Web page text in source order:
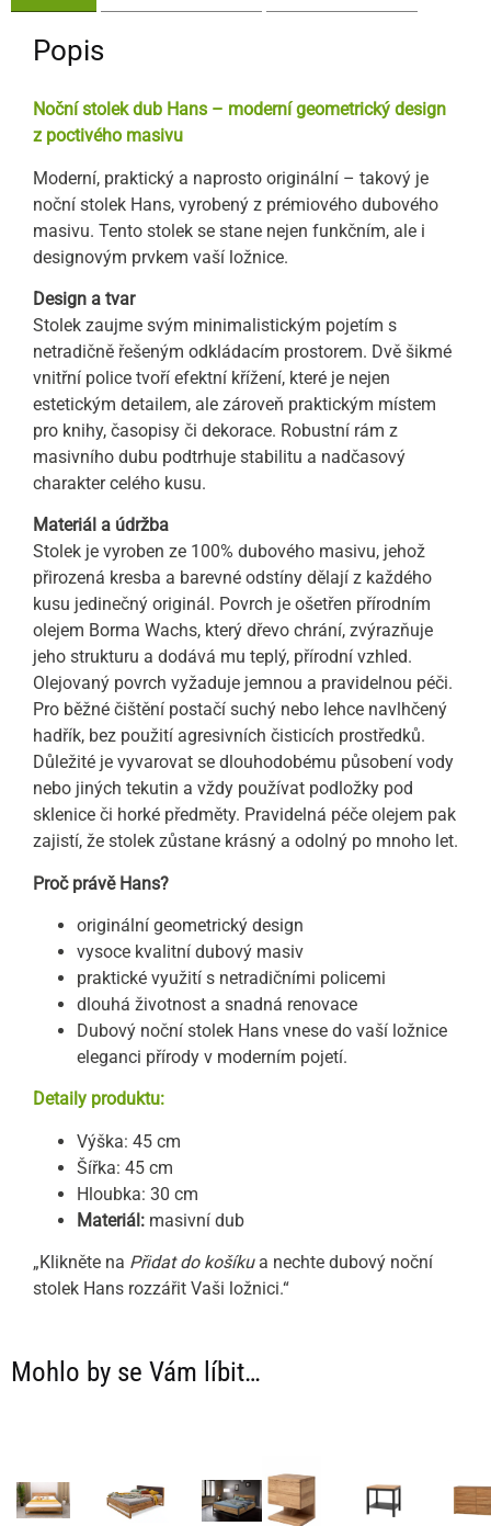
Popis
Noční stolek dub Hans – moderní geometrický design
z poctivého masivu
Moderní, praktický a naprosto originální – takový je
noční stolek Hans, vyrobený z prémiového dubového
masivu. Tento stolek se stane nejen funkčním, ale i
designovým prvkem vaší ložnice.
Design a tvar
Stolek zaujme svým minimalistickým pojetím s
netradičně řešeným odkládacím prostorem. Dvě šikmé
vnitřní police tvoří efektní křížení, které je nejen
estetickým detailem, ale zároveň praktickým místem
pro knihy, časopisy či dekorace. Robustní rám z
masivního dubu podtrhuje stabilitu a nadčasový
charakter celého kusu.
Materiál a údržba
Stolek je vyroben ze 100% dubového masivu, jehož
přirozená kresba a barevné odstíny dělají z každého
kusu jedinečný originál. Povrch je ošetřen přírodním
olejem Borma Wachs, který dřevo chrání, zvýrazňuje
jeho strukturu a dodává mu teplý, přírodní vzhled.
Olejovaný povrch vyžaduje jemnou a pravidelnou péči.
Pro běžné čištění postačí suchý nebo lehce navlhčený
hadřík, bez použití agresivních čisticích prostředků.
Důležité je vyvarovat se dlouhodobému působení vody
nebo jiných tekutin a vždy používat podložky pod
sklenice či horké předměty. Pravidelná péče olejem pak
zajistí, že stolek zůstane krásný a odolný po mnoho let.
Proč právě Hans?
originální geometrický design
vysoce kvalitní dubový masiv
praktické využití s netradičními policemi
dlouhá životnost a snadná renovace
Dubový noční stolek Hans vnese do vaší ložnice
eleganci přírody v moderním pojetí.
Detaily produktu:
Výška: 45 cm
Šířka: 45 cm
Hloubka: 30 cm
Materiál: masivní dub
„Klikněte na Přidat do košíkua nechte dubový noční
stolek Hans rozzářit Vaši ložnici.“
Mohlo by se Vám líbit…